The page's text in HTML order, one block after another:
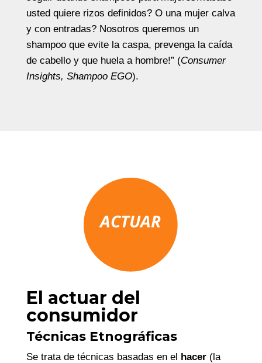
usted quiere rizos definidos? O una mujer calva
y con entradas? Nosotros queremos un
shampoo que evite la caspa, prevenga la caída
de cabello y que huela a hombre!” (Consumer
Insights, Shampoo EGO).
El actuar del
consumidor
Técnicas Etnográficas
Se trata de técnicas basadas en el hacer(la